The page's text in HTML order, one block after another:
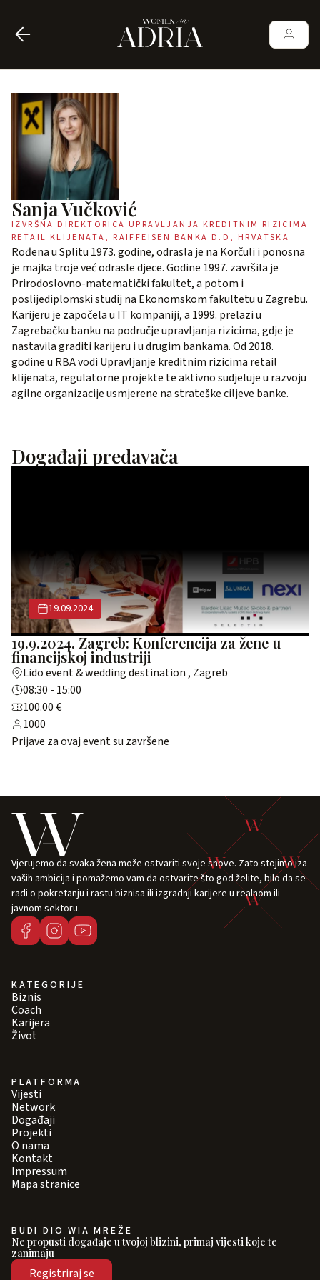
Sanja Vučković
IZVRŠNA DIREKTORICA UPRAVLJANJA KREDITNIM RIZICIMA
RETAIL KLIJENATA, RAIFFEISEN BANKA D.D, HRVATSKA
Rođena u Splitu 1973. godine, odrasla je na Korčuli i ponosna
je majka troje već odrasle djece. Godine 1997. završila je
Prirodoslovno-matematički fakultet, a potom i
poslijediplomski studij na Ekonomskom fakultetu u Zagrebu.
Karijeru je započela u IT kompaniji, a 1999. prelazi u
Zagrebačku banku na područje upravljanja rizicima, gdje je
nastavila graditi karijeru i u drugim bankama. Od 2018.
godine u RBA vodi Upravljanje kreditnim rizicima retail
klijenata, regulatorne projekte te aktivno sudjeluje u razvoju
agilne organizacije usmjerene na strateške ciljeve banke.
Događaji predavača
19.09.2024
19.9.2024. Zagreb: Konferencija za žene u
financijskoj industriji
Lido event & wedding destination , Zagreb
08:30 - 15:00
100.00 €
1000
Prijave za ovaj event su završene
Vjerujemo da svaka žena može ostvariti svoje snove. Zato stojimo iza
vaših ambicija i pomažemo vam da ostvarite što god želite, bilo da se
radi o pokretanju i rastu biznisa ili izgradnji karijere u realnom ili
javnom sektoru.
KATEGORIJE
Biznis
Coach
Karijera
Život
PLATFORMA
Vijesti
Network
Događaji
Projekti
O nama
Kontakt
Impressum
Mapa stranice
BUDI DIO WIA MREŽE
Ne propusti događaje u tvojoj blizini, primaj vijesti koje te
zanimaju
Registriraj se